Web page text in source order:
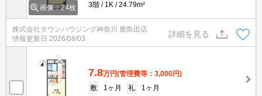
画像：24枚
3階
1K 24.79m²
株式会社タウンハウジング神奈川 鹿島田店
情報更新日 2026/08/03
詳細を見る
7.8万円(管理費等：3,000円)
敷
1ヶ月 礼
1ヶ月